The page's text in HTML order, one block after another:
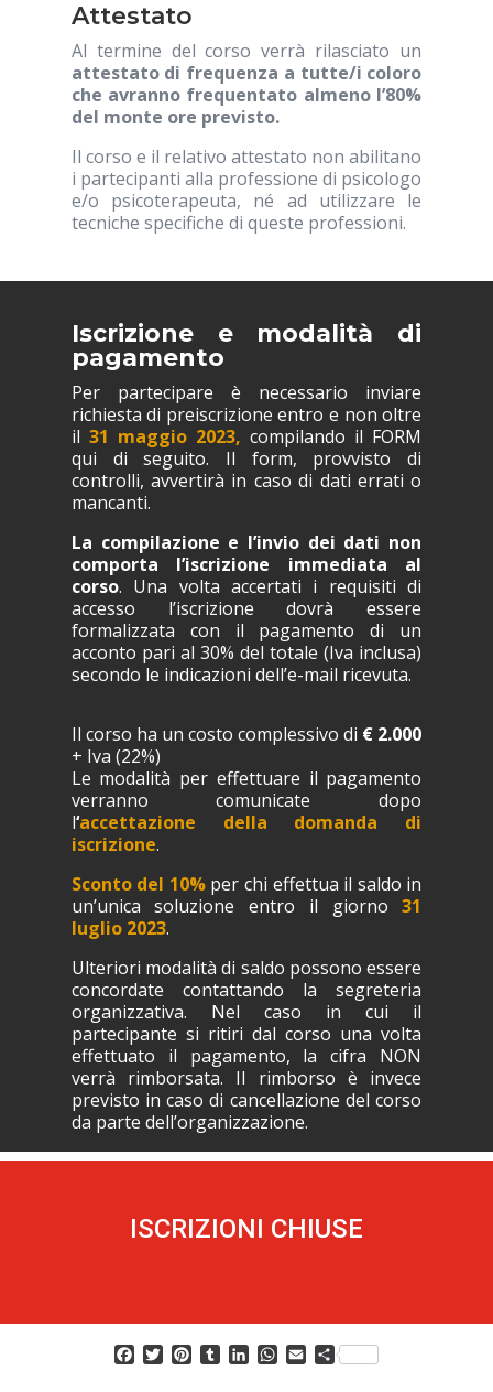
Attestato
Al termine del corso verrà rilasciato un
attestato di frequenza a tutte/i coloro
che avranno frequentato almeno l’80%
del monte ore previsto.
Il corso e il relativo attestato non abilitano
i partecipanti alla professione di psicologo
e/o psicoterapeuta, né ad utilizzare le
tecniche specifiche di queste professioni.
Iscrizione e modalità di
pagamento
Per partecipare è necessario inviare
richiesta di preiscrizione entro e non oltre
il 31 maggio 2023, compilando il FORM
qui di seguito. Il form, provvisto di
controlli, avvertirà in caso di dati errati o
mancanti.
La compilazione e l’invio dei dati non
comporta l’iscrizione immediata al
corso. Una volta accertati i requisiti di
accesso l’iscrizione dovrà essere
formalizzata con il pagamento di un
acconto pari al 30% del totale (Iva inclusa)
secondo le indicazioni dell’e-mail ricevuta.
Il corso ha un costo complessivo di € 2.000
+ Iva (22%)
Le modalità per effettuare il pagamento
verranno comunicate dopo
l‘accettazione della domanda di
iscrizione.
Sconto del 10%per chi effettua il saldo in
un’unica soluzione entro il giorno31
luglio 2023.
Ulteriori modalità di saldo possono essere
concordate contattando la segreteria
organizzativa. Nel caso in cui il
partecipante si ritiri dal corso una volta
effettuato il pagamento, la cifra NON
verrà rimborsata. Il rimborso è invece
previsto in caso di cancellazione del corso
da parte dell’organizzazione.
ISCRIZIONI CHIUSE
T
P
T
L
W
E
C